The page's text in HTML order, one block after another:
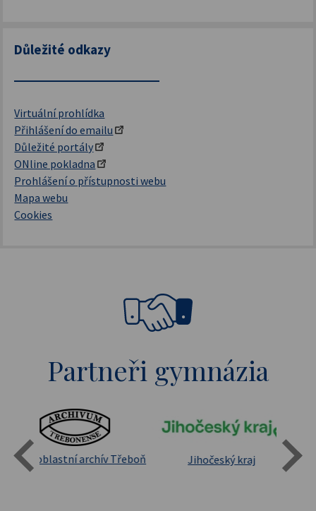
Důležité odkazy
Virtuální prohlídka
Přihlášení do emailu
Důležité portály
ONline pokladna
Prohlášení o přístupnosti webu
Mapa webu
Cookies
Partneři gymnázia
Státní oblastní archív Třeboň Jihočeský kraj